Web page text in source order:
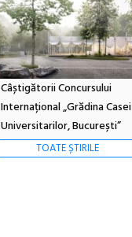
Câștigătorii Concursului
Internațional „Grădina Casei
Universitarilor, București”
TOATE ȘTIRILE